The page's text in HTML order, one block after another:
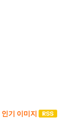
인기 이미지